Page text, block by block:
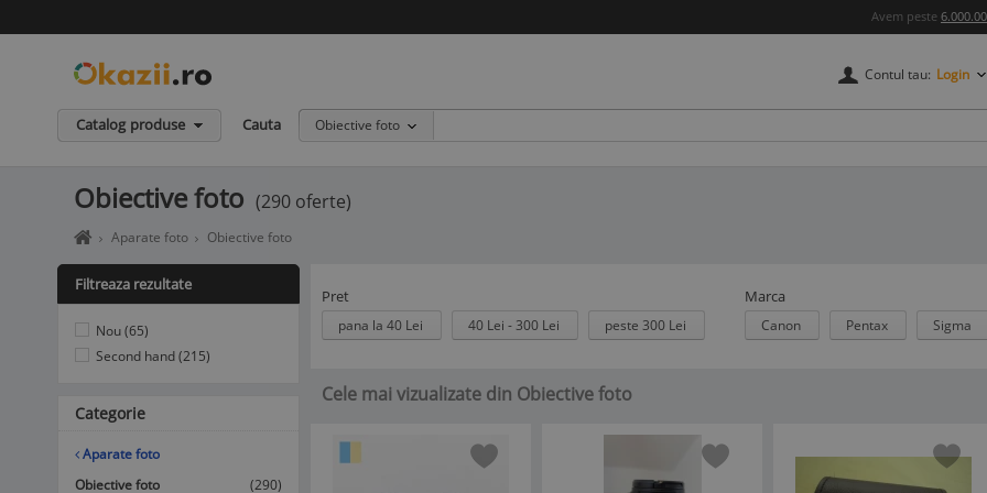
Avem peste
Contul tau: Login
Catalog produse Cauta Obiective foto
Obiective foto (290 oferte)
Home
-
in
siguranta
vanzatori
incredere
Aparate foto Obiective foto
Pret
pana la 40 Lei 40 Lei - 300 Lei peste 300 Lei
Marca
Canon Pentax Sigma
Cele mai vizualizate din Obiective foto
Filtreaza rezultate
Nou (65)
Second hand (215)
Categorie
Aparate foto
Obiective foto
(290)